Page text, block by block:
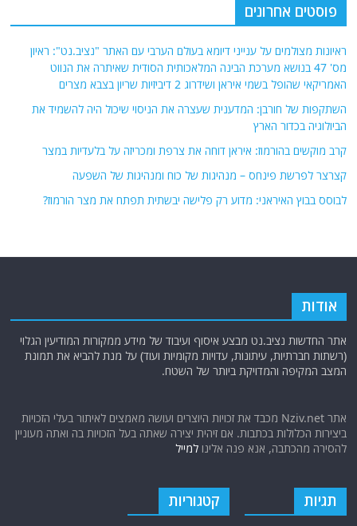
פוסטים אחרונים
ראיונות מצולמים על ענייני דיומא בעולם הערבי עם האתר "נציב.נט": ראיון
מס' 47 בנושא מערכת הבינה המלאכותית הסודית שאיתרה את הנווט
האמריקאי שהופל בשמי איראן ושידרוג 2 דיביזיות שריון בצבא מצרים
השתקפות של חורבן: המדענית שעצרה את הניסוי שיכול היה להשמיד את
הביולוגיה בכדור הארץ
קרב מוקשים בהורמוז: איראן דוחה את צרפת ומכריזה על בלעדיות במצר
קצרצר לפרשת פינחס – מנהיגות של כוח ומנהיגות של השפעה
לבוסס בבוץ האיראני: מדוע רק פלישה יבשתית תפתח את מצר הורמוז?
אודות
אתר החדשות נציב.נט מבצע איסוף ועיבוד של מידע ממקורות המודיעין הגלוי
(רשתות חברתיות, עיתונות, עדויות מקומיות ועוד) על מנת להביא את תמונת
המצב המקיפה והמדויקת ביותר של השטח.
אתר Nziv.net מכבד את זכויות היוצרים ועושה מאמצים לאיתור בעלי הזכויות
ביצירות הכלולות בכתבות. אם זיהית יצירה שאתה בעל הזכויות בה ואתה מעוניין
להסירה מהכתבה, אנא פנה אלינולמייל
תגיות קטגוריות